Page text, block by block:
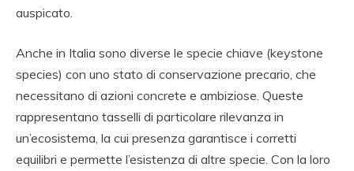
auspicato.
Anche in Italia sono diverse le specie chiave (keystone
species) con uno stato di conservazione precario, che
necessitano di azioni concrete e ambiziose. Queste
rappresentano tasselli di particolare rilevanza in
un’ecosistema, la cui presenza garantisce i corretti
equilibri e permette l’esistenza di altre specie. Con la loro